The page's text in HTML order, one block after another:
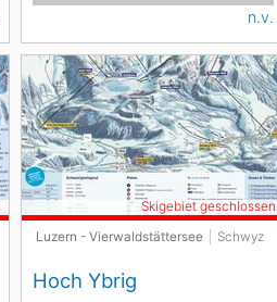
n.v.
Luzern - Vierwaldstättersee Schwyz
Hoch Ybrig
Skigebiet geschlossen